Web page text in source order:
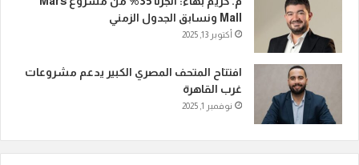
Mall ونسابق الجدول الزمني
أكتوبر 13, 2025
افتتاح المتحف المصري الكبير يدعم مشروعات
غرب القاهرة
نوفمبر 1, 2025